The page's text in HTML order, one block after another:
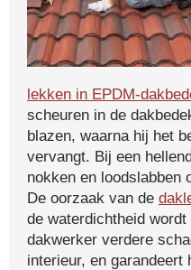
lekken in EPDM-
scheuren in de
blazen, waarna hij het
vervangt. Bij een
nokken en loodslabben
De oorzaak van de
de waterdichtheid
dakwerker verdere
interieur, en garandeert